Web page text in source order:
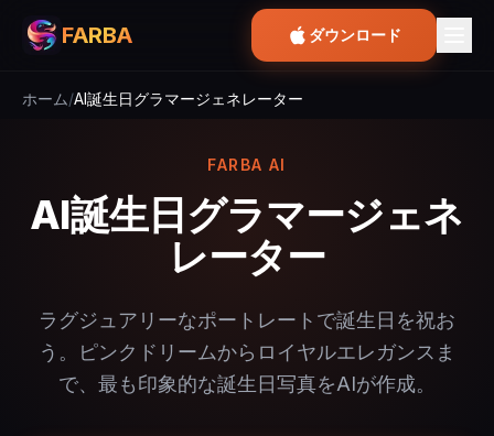
FARBA ダウンロード
ホーム/AI誕生日グラマージェネレーター
FARBA AI
AI誕生日グラマージェネ
レーター
ラグジュアリーなポートレートで誕生日を祝お
う。ピンクドリームからロイヤルエレガンスま
で、最も印象的な誕生日写真をAIが作成。